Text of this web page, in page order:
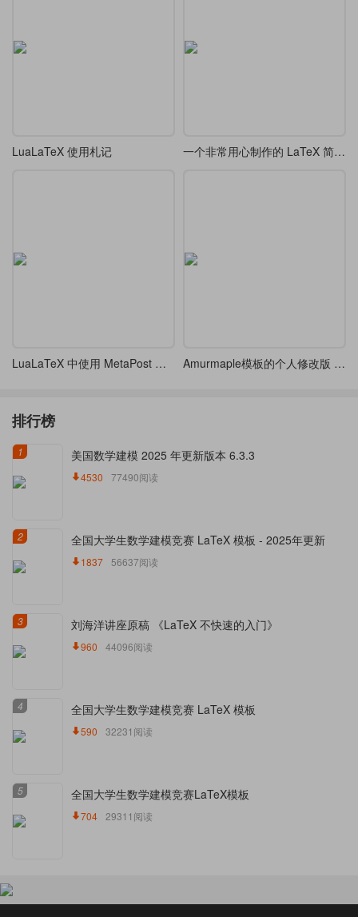
LuaLaTeX 使用札记 一个非常用心制作的 LaTeX 简历模板
LuaLaTeX 中使用 MetaPost 绘图语言 Amurmaple模板的个人修改版 (Lualatex)
排行榜
1 美国数学建模 2025 年更新版本 6.3.3
4530 77490阅读
2 全国大学生数学建模竞赛 LaTeX 模板 - 2025年更新
1837 56637阅读
3 刘海洋讲座原稿 《LaTeX 不快速的入门》
960 44096阅读
4 全国大学生数学建模竞赛 LaTeX 模板
590 32231阅读
5 全国大学生数学建模竞赛LaTeX模板
704 29311阅读